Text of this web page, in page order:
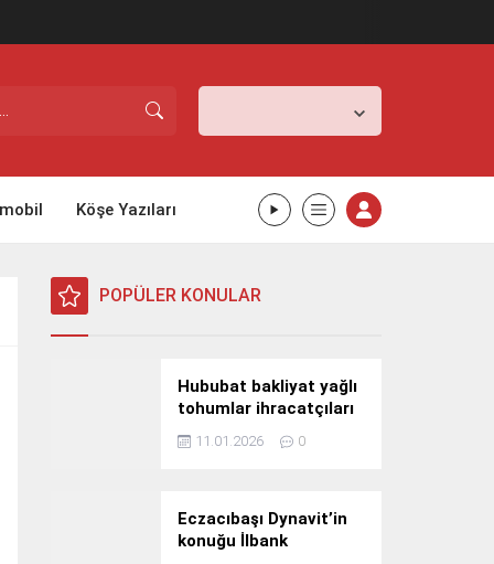
Köşe Yazıları
POPÜLER KONULAR
Hububat bakliyat yağlı
tohumlar ihracatçıları
Güney Kore yolcusu
11.01.2026 0
Eczacıbaşı Dynavit’in
konuğu İlbank